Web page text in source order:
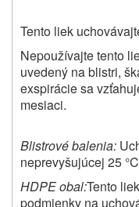
Tento liek
Nepoužívajte tento
uvedený na blistri,
exspirácie sa
mesiaci.
Blistrové balenia:
neprevyšujúcej 25
HDPE obal:Tento
podmienky na